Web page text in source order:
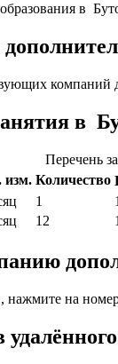
в
компаний
в
Перечень
изм. Количество
1
12
нажмите на